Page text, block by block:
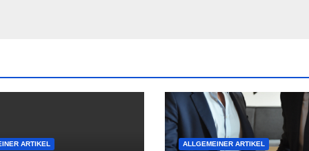
ARTIKEL ALLGEMEINER ARTIKEL